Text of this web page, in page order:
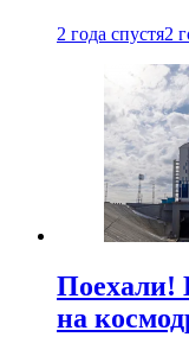
2 года спустя2
Поехали!
на